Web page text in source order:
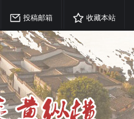
投稿邮箱 收藏本站